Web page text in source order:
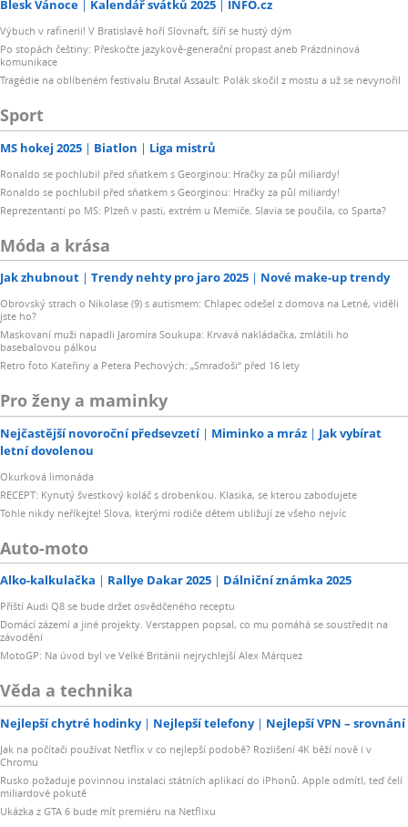
Blesk Vánoce Kalendář svátků 2025 INFO.cz
Výbuch v rafinerii! V Bratislavě hoří Slovnaft, šíří se hustý dým
Po stopách češtiny: Přeskočte jazykově-generační propast aneb Prázdninová
komunikace
Tragédie na oblíbeném festivalu Brutal Assault: Polák skočil z mostu a už se nevynořil
Sport
MS hokej 2025 Biatlon Liga mistrů
Ronaldo se pochlubil před sňatkem s Georginou: Hračky za půl miliardy!
Ronaldo se pochlubil před sňatkem s Georginou: Hračky za půl miliardy!
Reprezentanti po MS: Plzeň v pasti, extrém u Memiče. Slavia se poučila, co Sparta?
Móda a krása
Jak zhubnout Trendy nehty pro jaro 2025 Nové make-up trendy
Obrovský strach o Nikolase (9) s autismem: Chlapec odešel z domova na Letné, viděli
jste ho?
Maskovaní muži napadli Jaromíra Soukupa: Krvavá nakládačka, zmlátili ho
basebalovou pálkou
Retro foto Kateřiny a Petera Pechových: „Smraďoši“ před 16 lety
Pro ženy a maminky
Nejčastější novoroční předsevzetí Miminko a mráz
Jak vybírat
letní dovolenou
Okurková limonáda
RECEPT: Kynutý švestkový koláč s drobenkou. Klasika, se kterou zabodujete
Tohle nikdy neříkejte! Slova, kterými rodiče dětem ubližují ze všeho nejvíc
Auto-moto
Alko-kalkulačka Rallye Dakar 2025 Dálniční známka 2025
Příští Audi Q8 se bude držet osvědčeného receptu
Domácí zázemí a jiné projekty. Verstappen popsal, co mu pomáhá se soustředit na
závodění
MotoGP: Na úvod byl ve Velké Británii nejrychlejší Alex Márquez
Věda a technika
Nejlepší chytré hodinky Nejlepší telefony Nejlepší VPN – srovnání
Jak na počítači používat Netflix v co nejlepší podobě? Rozlišení 4K běží nově i v
Chromu
Rusko požaduje povinnou instalaci státních aplikací do iPhonů. Apple odmítl, teď čelí
miliardové pokutě
Ukázka z GTA 6 bude mít premiéru na Netflixu